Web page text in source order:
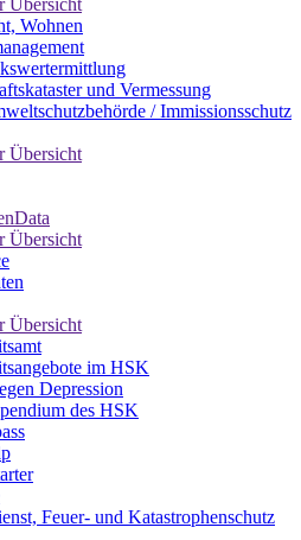
Wohnen
und Vermessung
/ Immissionsschutz
Übersicht
Übersicht
Übersicht
im HSK
Depression
des HSK
Feuer- und Katastrophenschutz